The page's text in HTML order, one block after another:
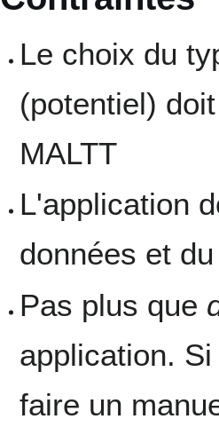
Le choix du
(potentiel)
MALTT
L'application
données et
Pas plus que
application.
faire un